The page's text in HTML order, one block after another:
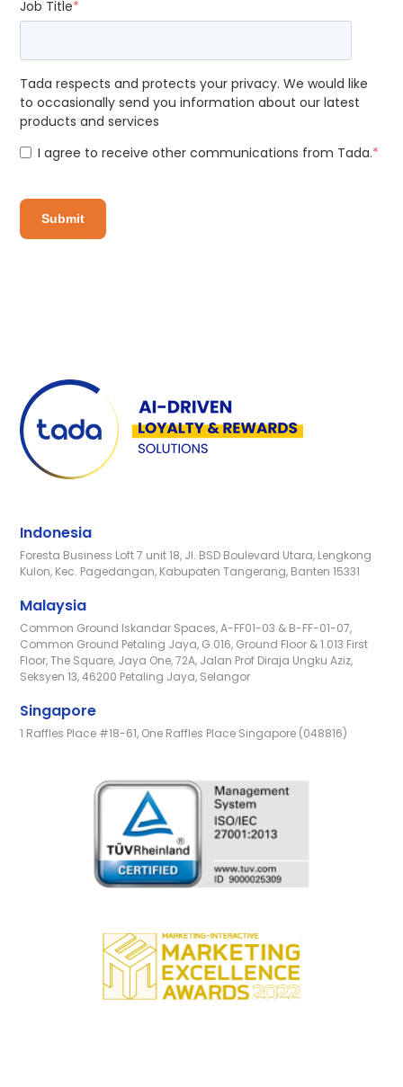
Job Title*
Tada respects and protects your privacy. We would like
to occasionally send you information about our latest
products and services
I agree to receive other communications from Tada.*
Indonesia
Foresta Business Loft 7 unit 18, Jl. BSD Boulevard Utara, Lengkong
Kulon, Kec. Pagedangan, Kabupaten Tangerang, Banten 15331
Malaysia
Common Ground Iskandar Spaces, A-FF01-03 & B-FF-01-07,
Common Ground Petaling Jaya, G.016, Ground Floor & 1.013 First
Floor, The Square, Jaya One, 72A, Jalan Prof Diraja Ungku Aziz,
Seksyen 13, 46200 Petaling Jaya, Selangor
Singapore
1 Raffles Place #18-61, One Raffles Place Singapore (048816)